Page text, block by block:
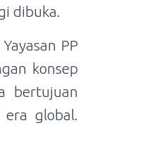
dibuka.
PP
konsep
bertujuan
global.